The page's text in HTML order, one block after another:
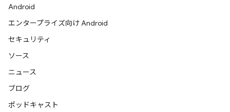
Android
エンタープライズ向け Android
セキュリティ
ソース
ニュース
ブログ
ポッドキャスト